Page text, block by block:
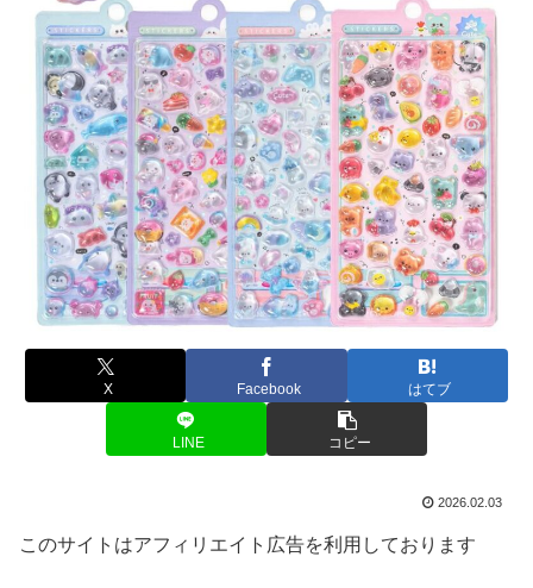
X Facebook はてブ
LINE コピー
2026.02.03
このサイトはアフィリエイト広告を利用しております